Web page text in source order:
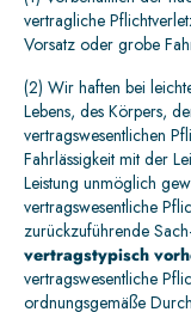
vertragliche
Vorsatz oder grobe
(2) Wir haften bei
Lebens, des Körpers,
vertragswesentlichen
Fahrlässigkeit mit der
Leistung unmöglich
vertragswesentliche
zurückzuführende
vertragstypisch
vertragswesentliche
ordnungsgemäße